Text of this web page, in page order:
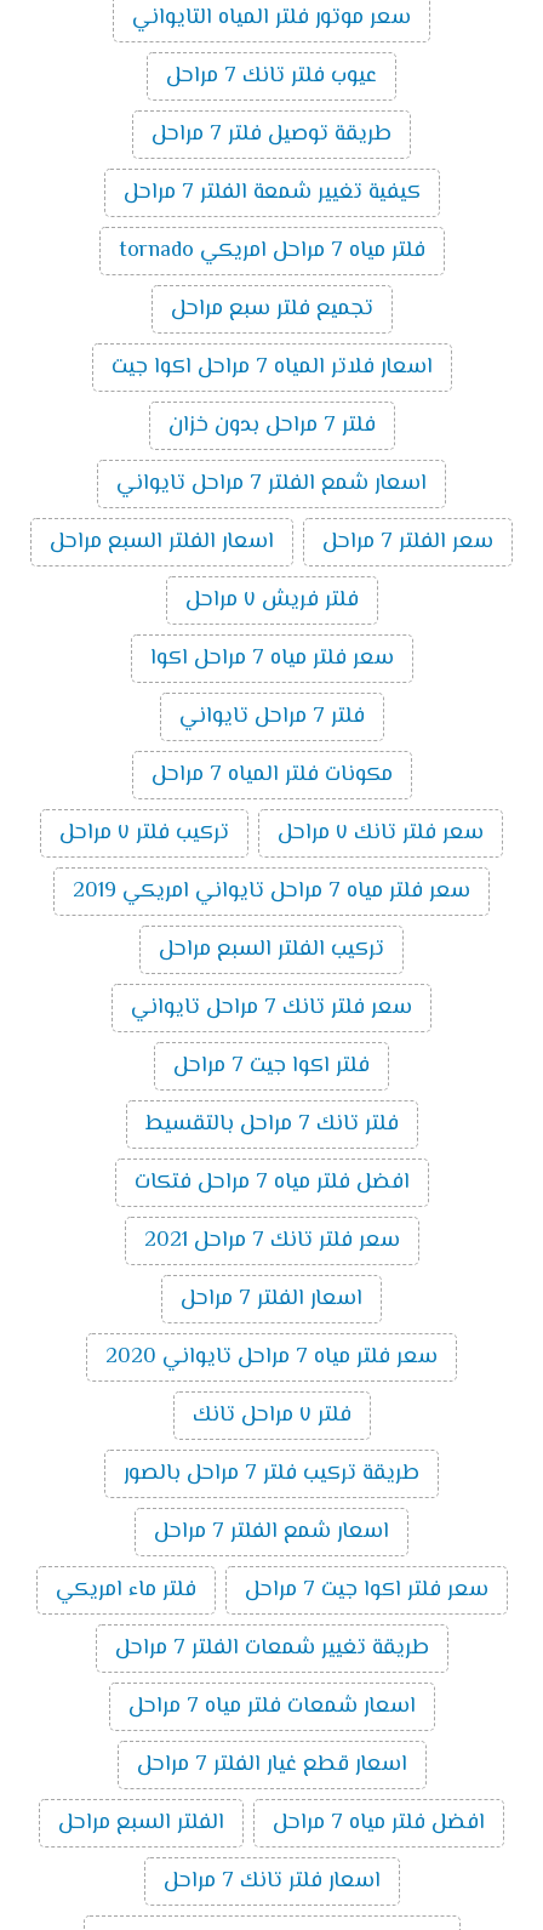
سعر موتور فلتر المياه التايواني
عيوب فلتر تانك 7 مراحل
طريقة توصيل فلتر 7 مراحل
كيفية تغيير شمعة الفلتر 7 مراحل
فلتر مياه 7 مراحل امريكي tornado
تجميع فلتر سبع مراحل
اسعار فلاتر المياه 7 مراحل اكوا جيت
فلتر 7 مراحل بدون خزان
اسعار شمع الفلتر 7 مراحل تايواني
سعر الفلتر 7 مراحل
اسعار الفلتر السبع مراحل
فلتر فريش ٧ مراحل
سعر فلتر مياه 7 مراحل اكوا
فلتر 7 مراحل تايواني
مكونات فلتر المياه 7 مراحل
سعر فلتر تانك ٧ مراحل
تركيب فلتر ٧ مراحل
سعر فلتر مياه 7 مراحل تايواني امريكي 2019
تركيب الفلتر السبع مراحل
سعر فلتر تانك 7 مراحل تايواني
فلتر اكوا جيت 7 مراحل
فلتر تانك 7 مراحل بالتقسيط
افضل فلتر مياه 7 مراحل فتكات
سعر فلتر تانك 7 مراحل 2021
اسعار الفلتر 7 مراحل
سعر فلتر مياه 7 مراحل تايواني 2020
فلتر ٧ مراحل تانك
طريقة تركيب فلتر 7 مراحل بالصور
اسعار شمع الفلتر 7 مراحل
سعر فلتر اكوا جيت 7 مراحل
فلتر ماء امريكي
طريقة تغيير شمعات الفلتر 7 مراحل
اسعار شمعات فلتر مياه 7 مراحل
اسعار قطع غيار الفلتر 7 مراحل
افضل فلتر مياه 7 مراحل
الفلتر السبع مراحل
اسعار فلتر تانك 7 مراحل